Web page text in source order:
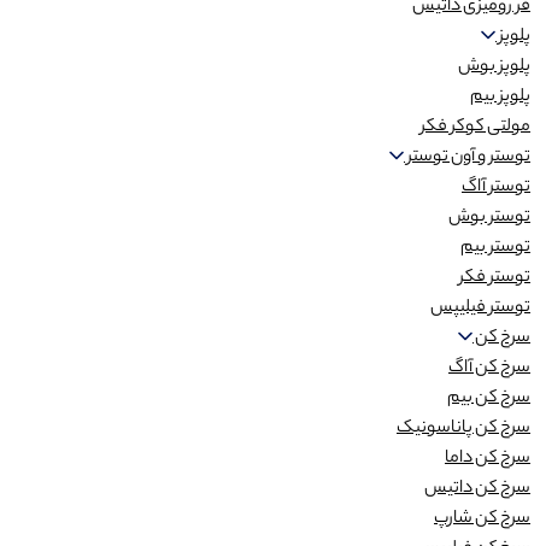
فر رومیزی داتیس
پلوپز
پلوپز بوش
پلوپز بیم
مولتی کوکر فکر
توستر و آون توستر
توستر آاگ
توستر بوش
توستر بیم
توستر فکر
توستر فیلیپس
سرخ کن
سرخ کن آاگ
سرخ کن بیم
سرخ کن پاناسونیک
سرخ کن داما
سرخ کن داتیس
سرخ کن شارپ